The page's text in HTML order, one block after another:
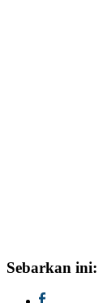
Sebarkan ini: